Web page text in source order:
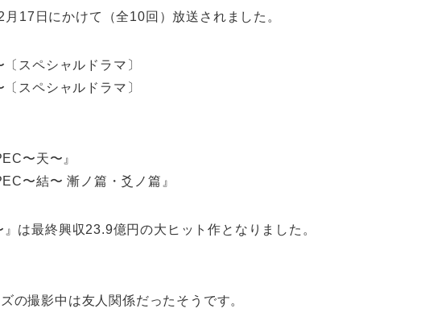
17日にかけて（全10回）放送されました。
スペシャルドラマ〕
スペシャルドラマ〕
〜天〜』
〜結〜 漸ノ篇・爻ノ篇』
』は最終興収23.9億円の大ヒット作となりました。
の撮影中は友人関係だったそうです。